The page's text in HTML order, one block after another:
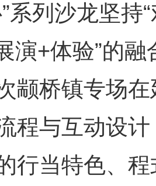
系列沙龙坚
演+体验”的
颛桥镇专场
程与互动设
行当特色、